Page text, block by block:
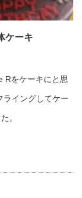
ケーキ
Rをケーキにと思
ライングしてケー
。